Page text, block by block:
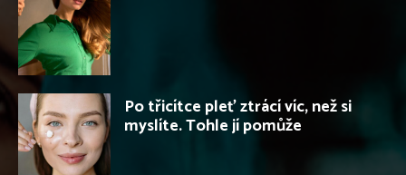
Po třicítce pleť ztrácí víc, než si
myslíte. Tohle jí pomůže